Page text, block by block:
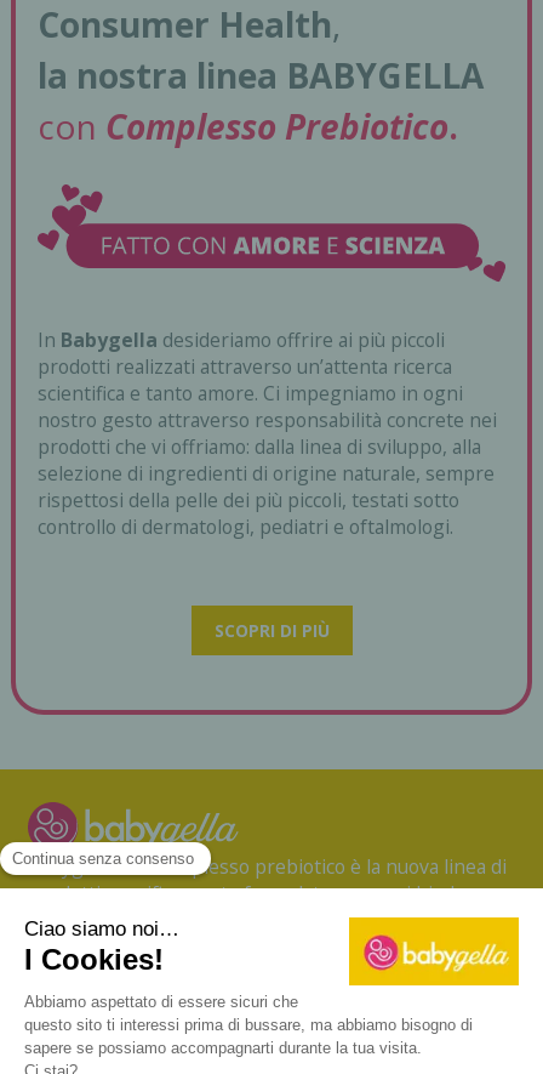
Consumer Health,
la nostra linea BABYGELLA
con Complesso Prebiotico.
In Babygella desideriamo offrire ai più piccoli
prodotti realizzati attraverso un’attenta ricerca
scientifica e tanto amore. Ci impegniamo in ogni
nostro gesto attraverso responsabilità concrete nei
prodotti che vi offriamo: dalla linea di sviluppo, alla
selezione di ingredienti di origine naturale, sempre
rispettosi della pelle dei più piccoli, testati sotto
controllo di dermatologi, pediatri e oftalmologi.
SCOPRI DI PIÙ
Babygella con complesso prebiotico è la nuova linea di
prodotti specificamente formulata per ogni bimbo per
l’igiene e la protezione della sua pelle, fin dalla nascita.
CONTATTI
TERMINI D'USO
PRIVACY POLICY